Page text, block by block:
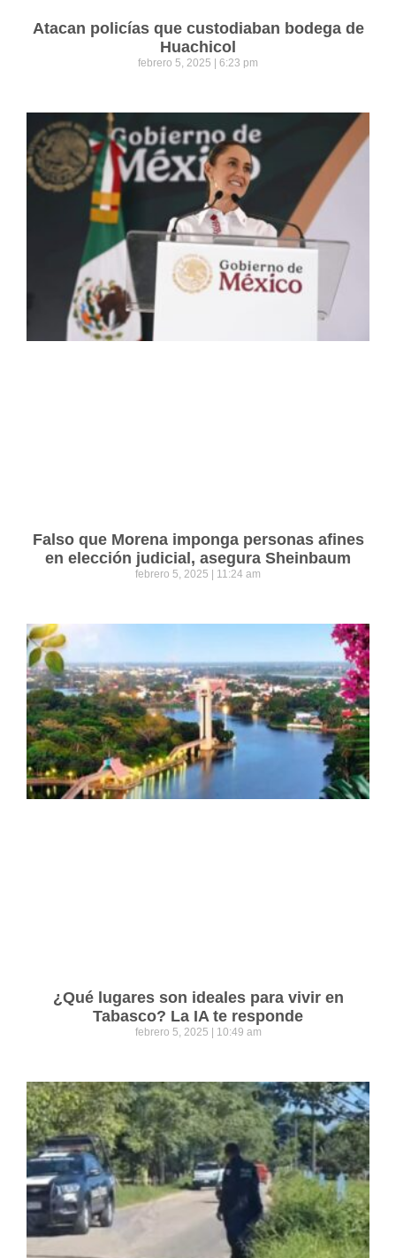
Atacan policías que custodiaban bodega de
Huachicol
febrero 5, 2025 6:23 pm
Falso que Morena imponga personas afines
en elección judicial, asegura Sheinbaum
febrero 5, 2025 11:24 am
¿Qué lugares son ideales para vivir en
Tabasco? La IA te responde
febrero 5, 2025 10:49 am